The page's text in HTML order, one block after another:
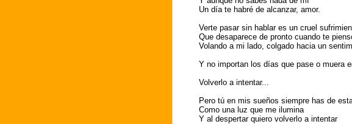
Un día te habré de alcanzar, amor.
Verte pasar sin hablar es un cruel
Que desaparece de pronto cuando te
Volando a mi lado, colgado hacia un
Y no importan los días que pase o muera
Volverlo a intentar...
Pero tú en mis sueños siempre has de
Como una luz que me ilumina
Y al despertar quiero volverlo a intentar